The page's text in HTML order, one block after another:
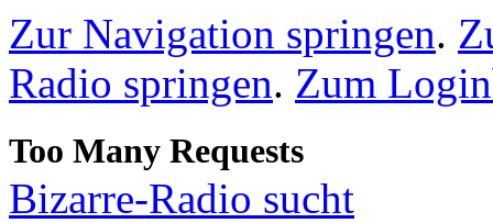
Zur Navigation springen.
Radio springen. Zum
Bizarre-Radio sucht